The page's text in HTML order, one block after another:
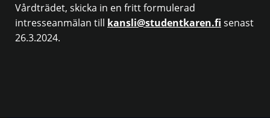
Vårdträdet, skicka in en fritt formulerad
intresseanmälan till kansli@studentkaren.fi senast
26.3.2024.